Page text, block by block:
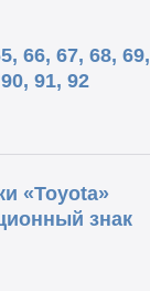
66, 67, 68, 69,
91, 92
«Toyota»
знак